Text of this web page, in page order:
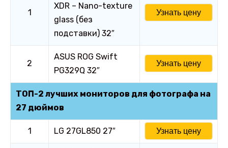
1
XDR – Nano-texture
glass (без
подставки) 32″
Узнать цену
2
ASUS ROG Swift
PG329Q 32″
Узнать цену
ТОП-2 лучших мониторов для фотографа на
27 дюймов
1 LG 27GL850 27″ Узнать цену